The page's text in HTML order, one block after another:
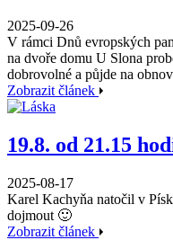
2025-09-26
V rámci Dnů evropských
na dvoře domu U Slona
dobrovolné a půjde na
Zobrazit článek
19.8. od 21.15
2025-08-17
Karel Kachyňa natočil v
dojmout 🙂
Zobrazit článek